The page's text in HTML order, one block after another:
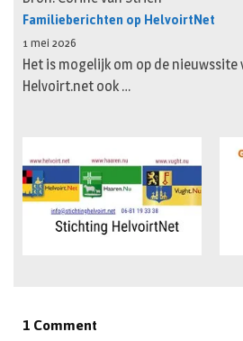
Familieberichten op HelvoirtNet
1 mei 2026
Het is mogelijk om op de nieuwssite
Helvoirt.net ook …
1 Comment